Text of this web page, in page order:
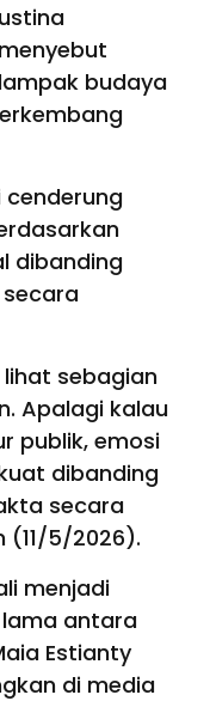
budaya
cenderung
dibanding
sebagian
Apalagi kalau
publik, emosi
dibanding
secara
(11/5/2026).
menjadi
antara
Estianty
di media